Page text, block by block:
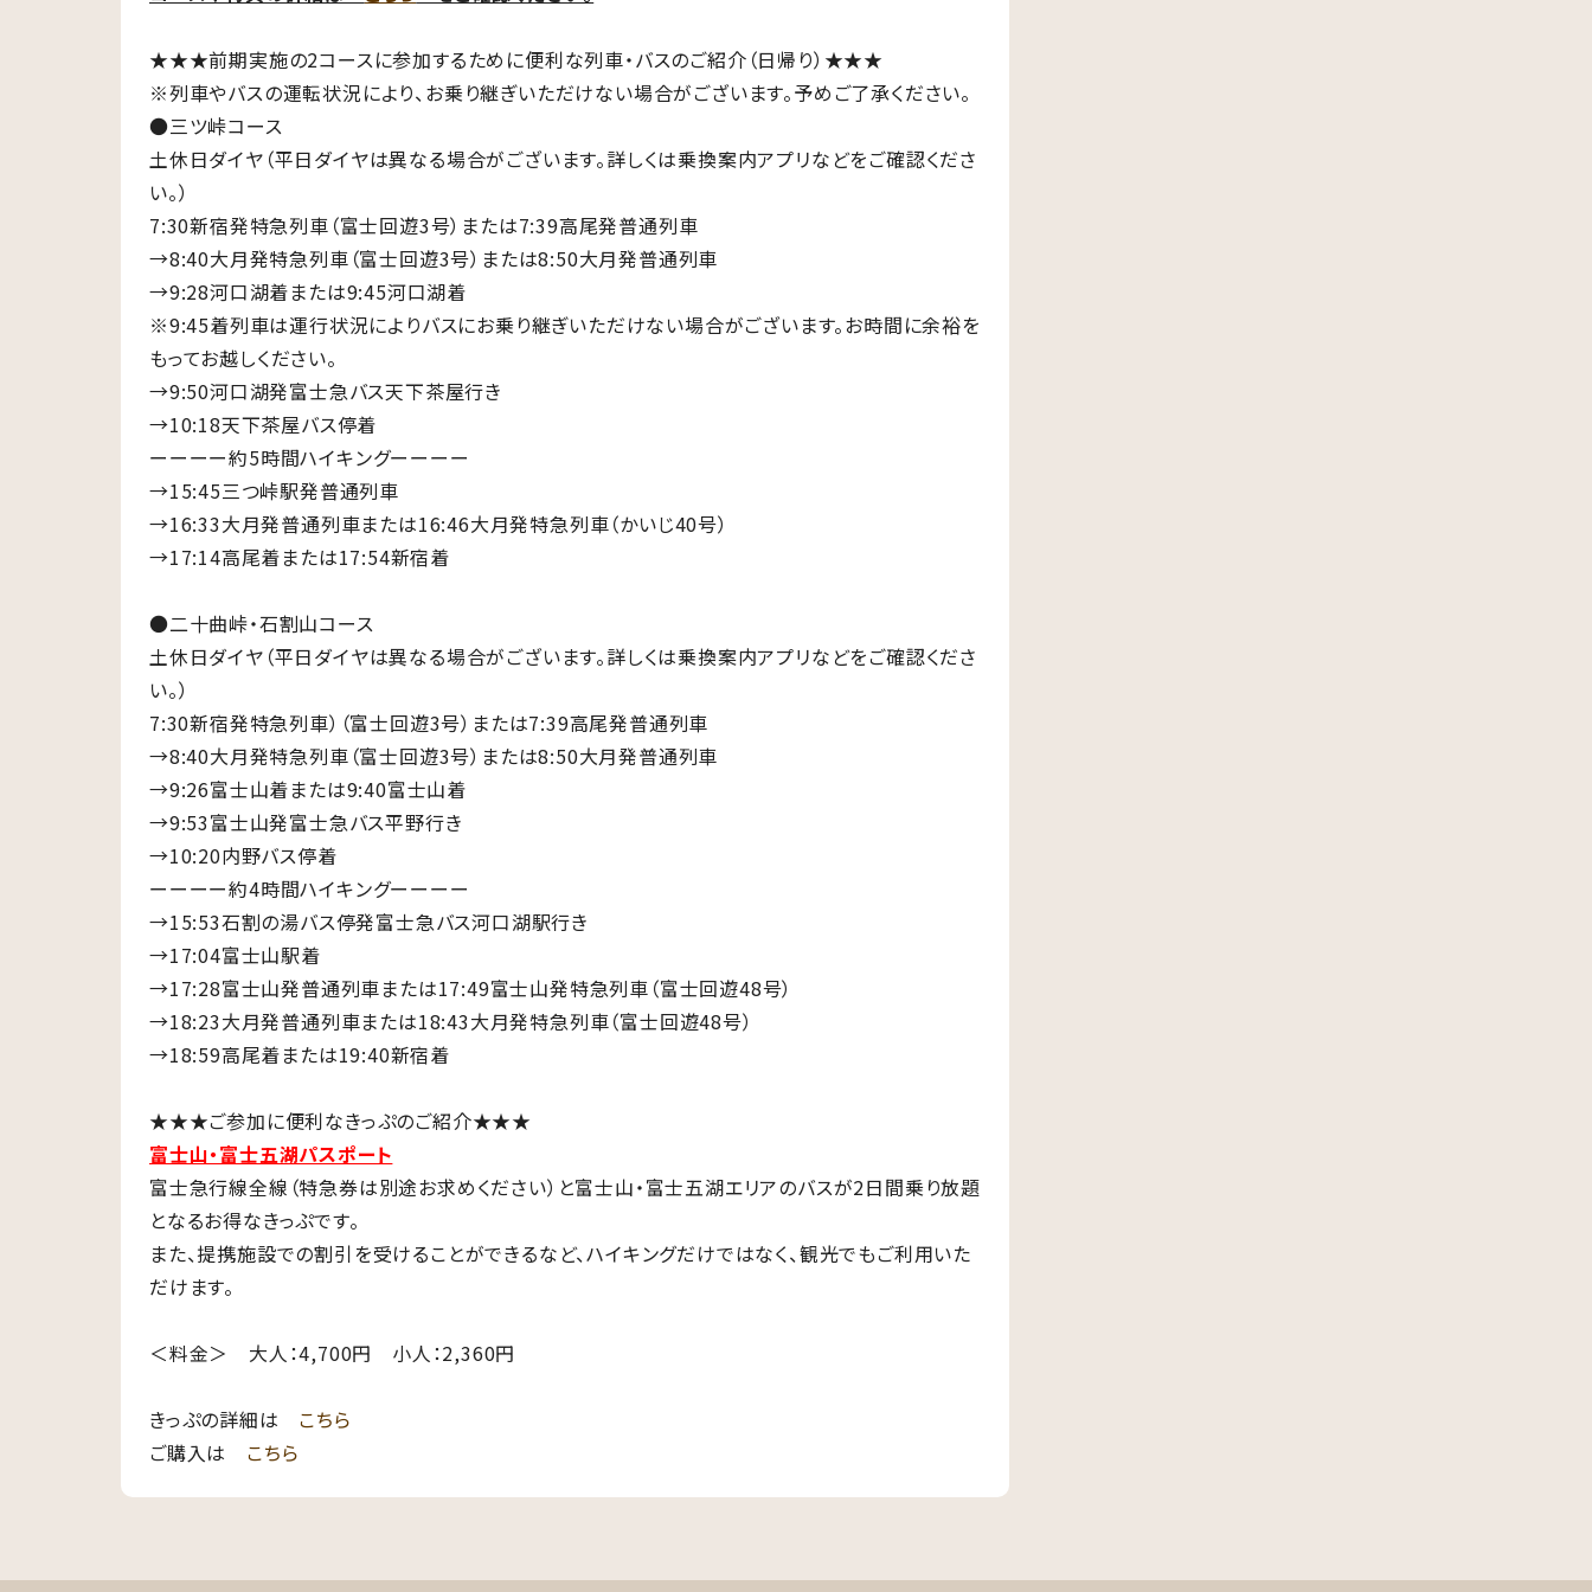
★★★前期実施の2コースに参加するために便利な列車・バスのご紹介（日帰り）★★★
※列車やバスの運転状況により、お乗り継ぎいただけない場合がございます。予めご了承ください。
●三ツ峠コース
土休日ダイヤ（平日ダイヤは異なる場合がございます。詳しくは乗換案内アプリなどをご確認くださ
い。）
7:30新宿発特急列車（富士回遊3号）または7:39高尾発普通列車
→8:40大月発特急列車（富士回遊3号）または8:50大月発普通列車
→9:28河口湖着または9:45河口湖着
※9:45着列車は運行状況によりバスにお乗り継ぎいただけない場合がございます。お時間に余裕を
もってお越しください。
→9:50河口湖発富士急バス天下茶屋行き
→10:18天下茶屋バス停着
ーーーー約5時間ハイキングーーーー
→15:45三つ峠駅発普通列車
→16:33大月発普通列車または16:46大月発特急列車（かいじ40号）
→17:14高尾着または17:54新宿着
●二十曲峠・石割山コース
土休日ダイヤ（平日ダイヤは異なる場合がございます。詳しくは乗換案内アプリなどをご確認くださ
い。）
7:30新宿発特急列車）（富士回遊3号）または7:39高尾発普通列車
→8:40大月発特急列車（富士回遊3号）または8:50大月発普通列車
→9:26富士山着または9:40富士山着
→9:53富士山発富士急バス平野行き
→10:20内野バス停着
ーーーー約4時間ハイキングーーーー
→15:53石割の湯バス停発富士急バス河口湖駅行き
→17:04富士山駅着
→17:28富士山発普通列車または17:49富士山発特急列車（富士回遊48号）
→18:23大月発普通列車または18:43大月発特急列車（富士回遊48号）
→18:59高尾着または19:40新宿着
★★★ご参加に便利なきっぷのご紹介★★★
富士山・富士五湖パスポート
富士急行線全線（特急券は別途お求めください）と富士山・富士五湖エリアのバスが2日間乗り放題
となるお得なきっぷです。
また、提携施設での割引を受けることができるなど、ハイキングだけではなく、観光でもご利用いた
だけます。
＜料金＞ 大人：4,700円 小人：2,360円
きっぷの詳細は こちら
ご購入は こちら